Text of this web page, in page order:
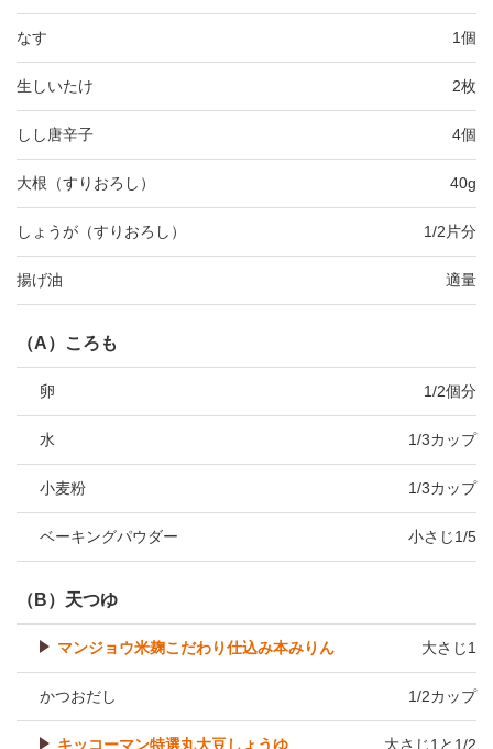
なす 1個
生しいたけ 2枚
しし唐辛子 4個
大根（すりおろし） 40g
しょうが（すりおろし） 1/2片分
揚げ油 適量
（A）ころも
卵 1/2個分
水 1/3カップ
小麦粉 1/3カップ
ベーキングパウダー 小さじ1/5
（B）天つゆ
マンジョウ米麹こだわり仕込み本みりん 大さじ1
かつおだし 1/2カップ
キッコーマン特選丸大豆しょうゆ 大さじ1と1/2